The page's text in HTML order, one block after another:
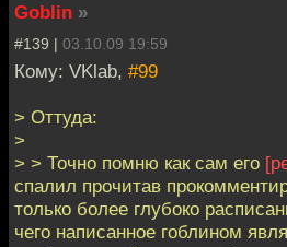
Goblin »
#139 | 03.10.09 19:59
Кому: VKlab, #99
> Оттуда:
>
> > Точно помню как сам его
спалил прочитав
только более глубоко
чего написанное гоблином